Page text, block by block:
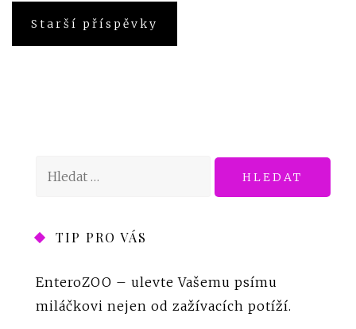
Navigace
pro
Starší příspěvky
TIP PRO VÁS
EnteroZOO – ulevte Vašemu psímu
miláčkovi nejen od zažívacích potíží.